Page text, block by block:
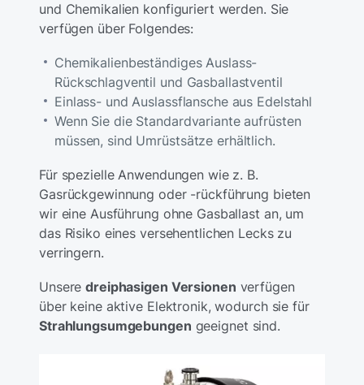
und Chemikalien konfiguriert werden. Sie
verfügen über Folgendes:
Chemikalienbeständiges Auslass-
Rückschlagventil und Gasballastventil
Einlass- und Auslassflansche aus Edelstahl
Wenn Sie die Standardvariante aufrüsten
müssen, sind Umrüstsätze erhältlich.
Für spezielle Anwendungen wie z. B.
Gasrückgewinnung oder -rückführung bieten
wir eine Ausführung ohne Gasballast an, um
das Risiko eines versehentlichen Lecks zu
verringern.
Unseredreiphasigen Versionen verfügen
über keine aktive Elektronik, wodurch sie für
Strahlungsumgebungen geeignet sind.